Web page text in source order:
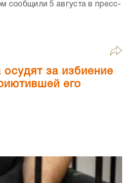
сообщили 5 августа в пресс-
осудят за избиение
его